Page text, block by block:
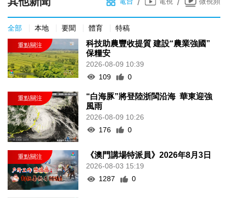
全部 本地 要聞 體育 特稿
科技助農豐收提質 建設“農業強國”
保糧安
2026-08-09 10:39
109
0
“白海豚”將登陸浙閩沿海 華東迎強
風雨
2026-08-09 10:26
176
0
《澳門講場特派員》2026年8月3日
2026-08-03 15:19
1287
0